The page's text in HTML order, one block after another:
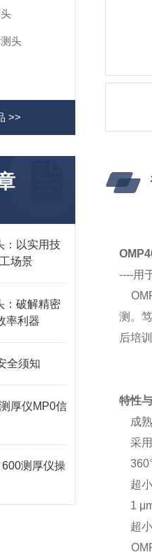
头
>>
：以实用技
场景
：破解精密
率利器
全须知
厚仪MP0信
----用
测。
后培
特性
成熟
采用
超小
1
超小